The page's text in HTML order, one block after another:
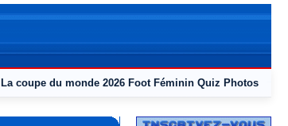
La coupe du monde 2026 Foot Féminin Quiz Photos